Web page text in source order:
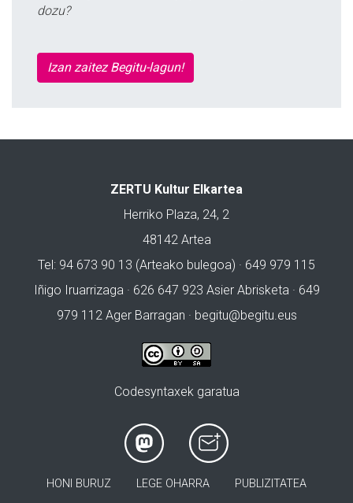
dozu?
Izan zaitez Begitu-lagun!
ZERTU Kultur Elkartea
Herriko Plaza, 24, 2
48142 Artea
Tel: 94 673 90 13 (Arteako bulegoa) · 649 979 115
Iñigo Iruarrizaga · 626 647 923 Asier Abrisketa · 649
979 112 Ager Barragan · begitu@begitu.eus
Codesyntaxek garatua
HONI BURUZ LEGE OHARRA PUBLIZITATEA